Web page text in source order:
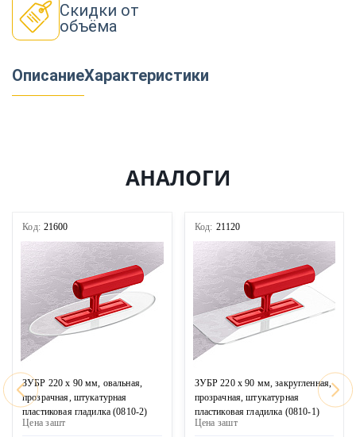
Скидки от
объёма
ОписаниеХарактеристики
АНАЛОГИ
Код: 21600
ЗУБР 220 х 90 мм, овальная,
прозрачная, штукатурная
пластиковая гладилка (0810-2)
Цена зашт
Код: 21120
ЗУБР 220 х 90 мм, закругленная,
прозрачная, штукатурная
пластиковая гладилка (0810-1)
Цена зашт